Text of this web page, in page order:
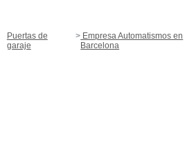
Puertas de
garaje
Empresa Automatismos en
Barcelona